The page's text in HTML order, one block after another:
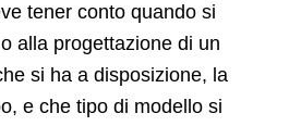
tener conto quando si
alla progettazione di un
si ha a disposizione, la
e che tipo di modello si